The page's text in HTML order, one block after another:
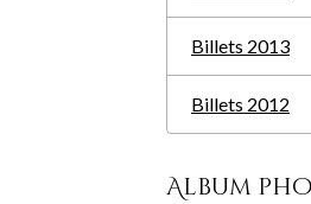
Billets 2013
Billets 2012
Album